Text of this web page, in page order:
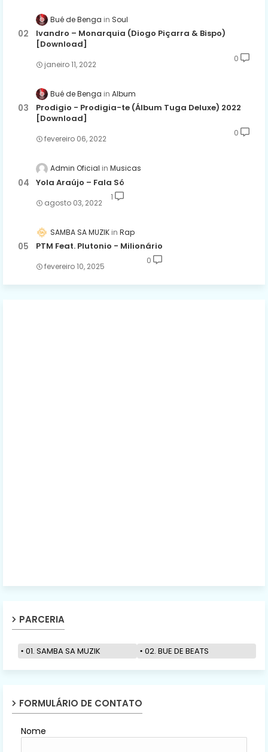
Bué de Benga Soul
Ivandro – Monarquia (Diogo Piçarra & Bispo)
[Download]
janeiro 11, 2022
0
Bué de Benga Album
Prodigio - Prodigia-te (Álbum Tuga Deluxe) 2022
[Download]
fevereiro 06, 2022
0
Admin Oficial Musicas
Yola Araújo – Fala Só
agosto 03, 2022
1
SAMBA SA MUZIK Rap
PTM Feat. Plutonio - Milionário
fevereiro 10, 2025
0
PARCERIA
01. SAMBA SA MUZIK 02. BUE DE BEATS
FORMULÁRIO DE CONTATO
Nome